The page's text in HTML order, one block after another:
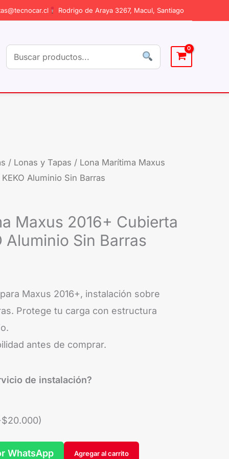
Rodrigo de Araya 3267, Macul, Santiago
/ Lonas y Tapas / Lona Marítima Maxus
Aluminio Sin Barras
Maxus 2016+ Cubierta
Aluminio Sin Barras
Maxus 2016+, instalación sobre
Protege tu carga con estructura
antes de comprar.
de instalación?
$20.000)
Agregar al carrito
WhatsApp